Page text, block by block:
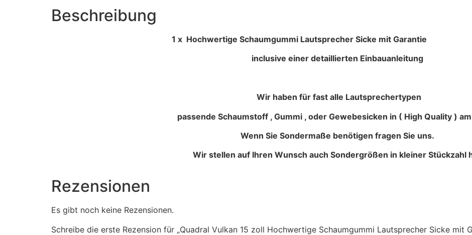
Beschreibung
1 x Hochwertige Schaumgummi Lautsprecher Sicke mit Garantie
inclusive einer detaillierten Einbauanleitung
Wir haben für fast alle Lautsprechertypen
passende Schaumstoff , Gummi , oder Gewebesicken in ( High Quality )
Wenn Sie Sondermaße benötigen fragen Sie uns.
Wir stellen auf Ihren Wunsch auch Sondergrößen in kleiner Stückzahl
Rezensionen
Es gibt noch keine Rezensionen.
Schreibe die erste Rezension für „Quadral Vulkan 15 zoll Hochwertige Schaumgummi Lautsprecher Sicke mit